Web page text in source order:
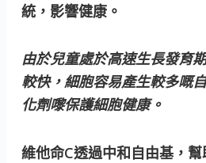
統 ， 影響健康。
由於兒童處於高速生長發育
較快，細胞容易產生較多嘅
化劑嚟保護細胞健康。
維他命C透過中和自由基，